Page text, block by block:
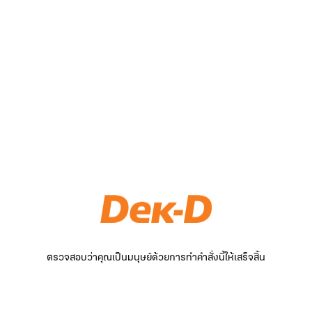
ตรวจสอบว่าคุณเป็นมนุษย์ด้วยการทำคำสั่งนี้ให้เสร็จสิ้น